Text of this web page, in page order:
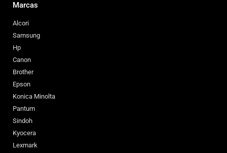
Marcas
Alcori
Samsung
Hp
Canon
Brother
Epson
Konica Minolta
Pantum
Sindoh
Kyocera
Lexmark